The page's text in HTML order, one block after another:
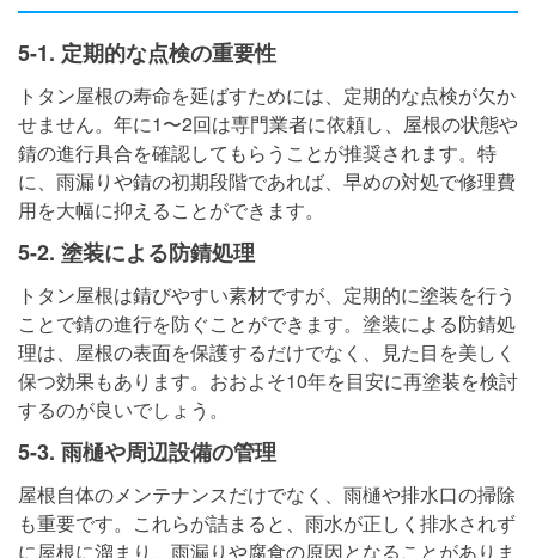
5-1. 定期的な点検の重要性
トタン屋根の寿命を延ばすためには、定期的な点検が欠か
せません。年に1〜2回は専門業者に依頼し、屋根の状態や
錆の進行具合を確認してもらうことが推奨されます。特
に、雨漏りや錆の初期段階であれば、早めの対処で修理費
用を大幅に抑えることができます。
5-2. 塗装による防錆処理
トタン屋根は錆びやすい素材ですが、定期的に塗装を行う
ことで錆の進行を防ぐことができます。塗装による防錆処
理は、屋根の表面を保護するだけでなく、見た目を美しく
保つ効果もあります。おおよそ10年を目安に再塗装を検討
するのが良いでしょう。
5-3. 雨樋や周辺設備の管理
屋根自体のメンテナンスだけでなく、雨樋や排水口の掃除
も重要です。これらが詰まると、雨水が正しく排水されず
に屋根に溜まり、雨漏りや腐食の原因となることがありま